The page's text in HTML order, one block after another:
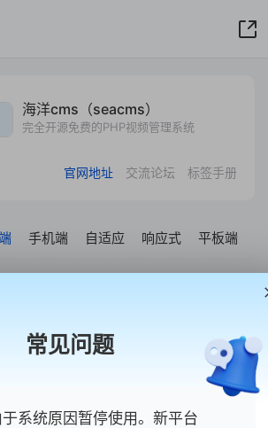
海洋cms（seacms）
完全开源免费的PHP视频管理系统
官网地址 交流论坛 标签手册
手机端 自适应 响应式 平板端
模板，让建站更简单
常见问题
系统原因暂停使用。新平台